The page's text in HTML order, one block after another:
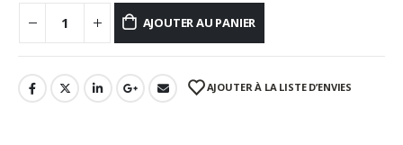
AJOUTER AU PANIER
AJOUTER À LA LISTE D’ENVIES